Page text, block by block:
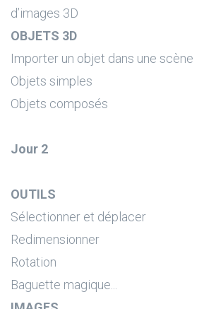
d’images 3D
OBJETS 3D
Importer un objet dans une scène
Objets simples
Objets composés
Jour 2
OUTILS
Sélectionner et déplacer
Redimensionner
Rotation
Baguette magique...